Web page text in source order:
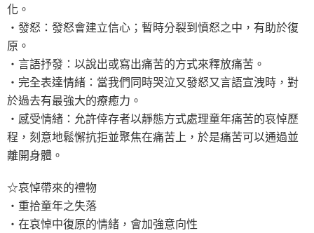
化。
‧發怒：發怒會建立信心；暫時分裂到憤怒之中，有助於復
原。
‧言語抒發：以說出或寫出痛苦的方式來釋放痛苦。
‧完全表達情緒：當我們同時哭泣又發怒又言語宣洩時，對
於過去有最強大的療癒力。
‧感受情緒：允許倖存者以靜態方式處理童年痛苦的哀悼歷
程，刻意地鬆懈抗拒並聚焦在痛苦上，於是痛苦可以通過並
離開身體。
☆哀悼帶來的禮物
‧重拾童年之失落
‧在哀悼中復原的情緒，會加強意向性